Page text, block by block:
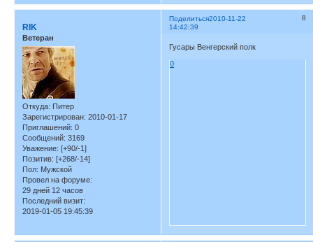
Поделиться 8
2010-11-22
14:42:39
RIK
Ветеран
Откуда: Питер
Зарегистрирован: 2010-01-17
Приглашений: 0
Сообщений: 3169
Уважение: [+90/-1]
Позитив: [+268/-14]
Пол: Мужской
Провел на форуме:
29 дней 12 часов
Последний визит:
2019-01-05 19:45:39
Гусары Венгерский полк
0